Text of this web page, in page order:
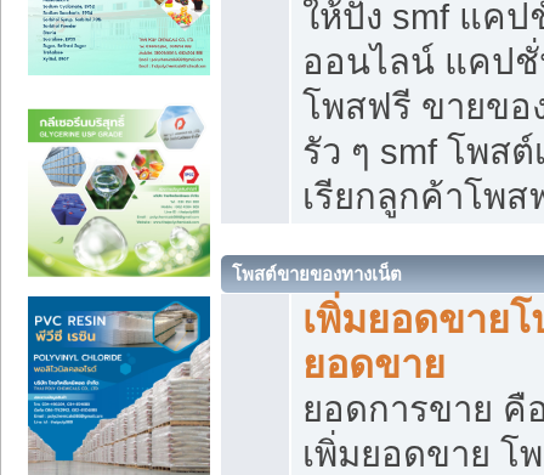
ให้ปัง smf แค
ออนไลน์ แคป
โพสฟรี ขายขอ
รัว ๆ smf โพส
เรียกลูกค้าโพส
โพสต์ขายของทางเน็ต
เพิ่มยอดขาย
ยอดขาย
ยอดการขาย คื
เพิ่มยอดขาย โ